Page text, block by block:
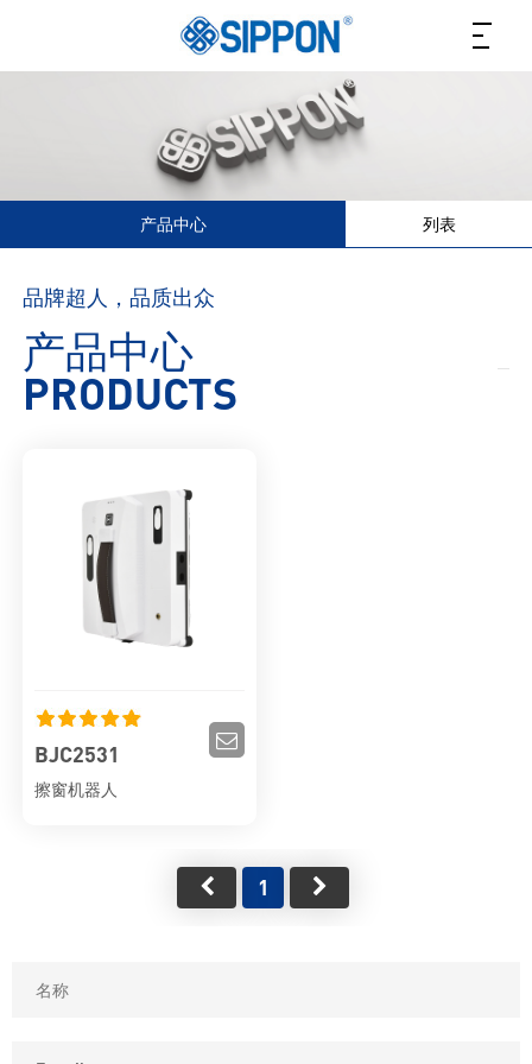
产品中心 列表
品牌超人，品质出众
产品中心
PRODUCTS
BJC2531
擦窗机器人
1